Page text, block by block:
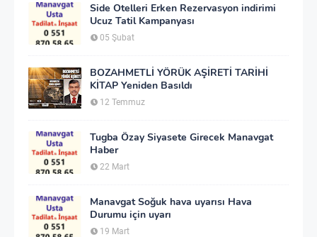
Side Otelleri Erken Rezervasyon indirimi
Ucuz Tatil Kampanyası
05 Şubat
BOZAHMETLİ YÖRÜK AŞİRETİ TARİHİ
KİTAP Yeniden Basıldı
12 Temmuz
Tugba Özay Siyasete Girecek Manavgat
Haber
22 Mart
Manavgat Soğuk hava uyarısı Hava
Durumu için uyarı
19 Mart